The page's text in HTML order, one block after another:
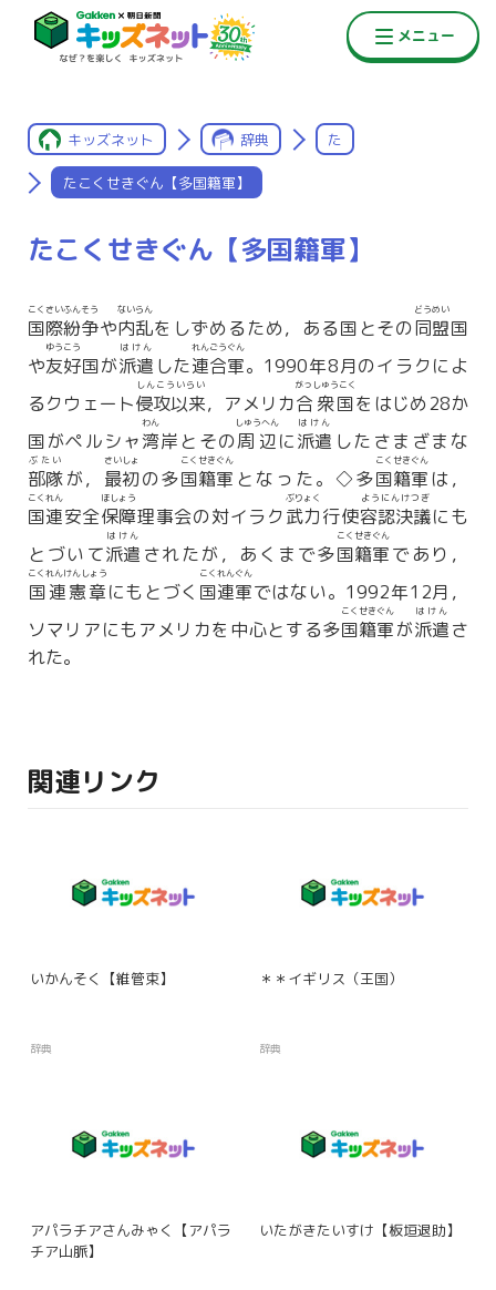
キッズネット 辞典 た
たこくせきぐん【多国籍軍】
たこくせきぐん【多国籍軍】
国際紛争
こくさいふんそう
や内乱
ないらん
をしずめるため，ある国とその同盟
どうめい
国
や友好
ゆうこう
国が派遣
はけん
した連合軍
れんごうぐん
。1990年8月のイラクによ
るクウェート侵攻以来
しんこういらい
，アメリカ合衆国
がっしゅうこく
をはじめ28か
国がペルシャ湾
わん
岸とその周辺
しゅうへん
に派遣
はけん
したさまざまな
部隊
ぶたい
が， 最初
さいしょ
の多国籍軍
こくせきぐん
となった。◇多国籍軍
こくせきぐん
は，
国連
こくれん
安全保障
ほしょう
理事会の対イラク武力
ぶりょく
行使容認決議
ようにんけつぎ
にも
とづいて派遣
はけん
されたが，あくまで多国籍軍
こくせきぐん
であり，
国連憲章
こくれんけんしょう
にもとづく 国連軍
こくれんぐん
ではない。1992年12月，
ソマリアにもアメリカを中心とする多国籍軍
こくせきぐん
が派遣
はけん
さ
れた。
関連リンク
いかんそく【維管束】
辞典
＊＊イギリス（王国）
辞典
アパラチアさんみゃく【アパラ
チア山脈】
いたがきたいすけ【板垣退助】